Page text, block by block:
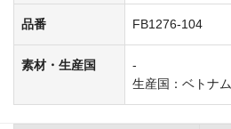
品番 FB1276-104
素材・生産国
-
生産国：ベトナム